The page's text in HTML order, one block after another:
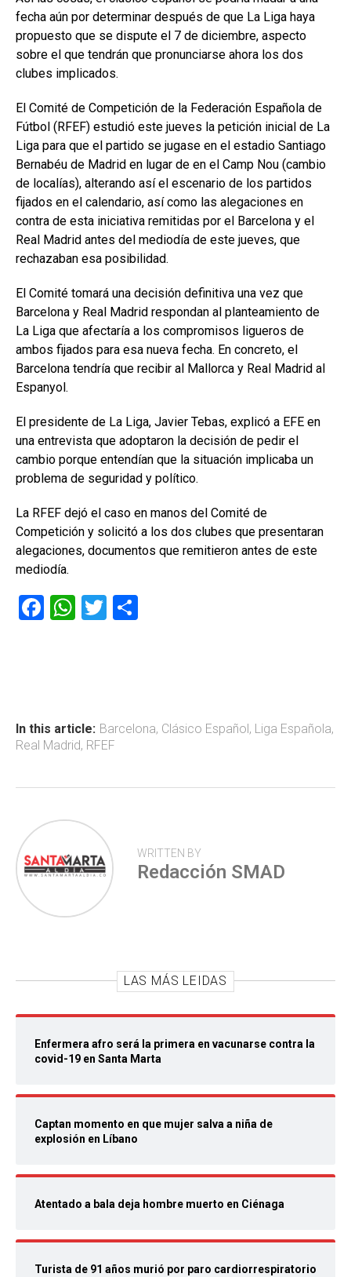
fecha aún por determinar después de que La Liga haya
propuesto que se dispute el 7 de diciembre, aspecto
sobre el que tendrán que pronunciarse ahora los dos
clubes implicados.
El Comité de Competición de la Federación Española de
Fútbol (RFEF) estudió este jueves la petición inicial de La
Liga para que el partido se jugase en el estadio Santiago
Bernabéu de Madrid en lugar de en el Camp Nou (cambio
de localías), alterando así el escenario de los partidos
fijados en el calendario, así como las alegaciones en
contra de esta iniciativa remitidas por el Barcelona y el
Real Madrid antes del mediodía de este jueves, que
rechazaban esa posibilidad.
El Comité tomará una decisión definitiva una vez que
Barcelona y Real Madrid respondan al planteamiento de
La Liga que afectaría a los compromisos ligueros de
ambos fijados para esa nueva fecha. En concreto, el
Barcelona tendría que recibir al Mallorca y Real Madrid al
Espanyol.
El presidente de La Liga, Javier Tebas, explicó a EFE en
una entrevista que adoptaron la decisión de pedir el
cambio porque entendían que la situación implicaba un
problema de seguridad y político.
La RFEF dejó el caso en manos del Comité de
Competición y solicitó a los dos clubes que presentaran
alegaciones, documentos que remitieron antes de este
mediodía.
F
ok
W
p
p
T
tir
In this article: Barcelona, Clásico Español, Liga Española,
Real Madrid, RFEF
WRITTEN BY
Redacción SMAD
LAS MÁS LEIDAS
Enfermera afro será la primera en vacunarse contra la
covid-19 en Santa Marta
Captan momento en que mujer salva a niña de
explosión en Líbano
Atentado a bala deja hombre muerto en Ciénaga
Turista de 91 años murió por paro cardiorrespiratorio